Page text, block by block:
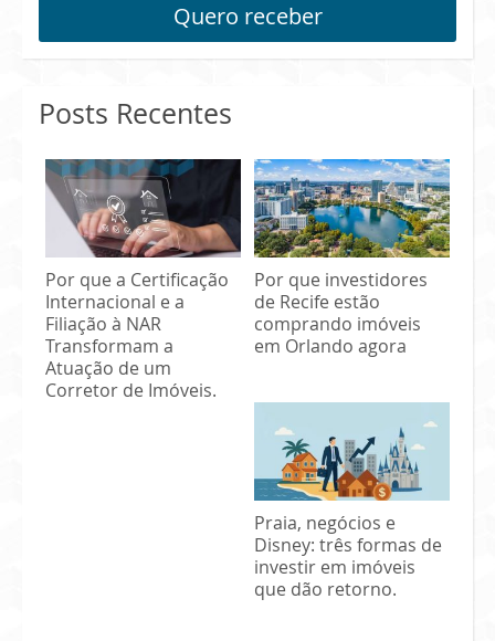
Quero receber
Posts Recentes
Por que a Certificação
Internacional e a
Filiação à NAR
Transformam a
Atuação de um
Corretor de Imóveis.
Por que investidores
de Recife estão
comprando imóveis
em Orlando agora
Praia, negócios e
Disney: três formas de
investir em imóveis
que dão retorno.